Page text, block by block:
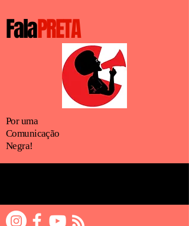
FalaPRETA
Por uma
Comunicação
Negra!